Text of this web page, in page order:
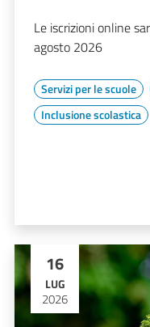
Le iscrizioni online
agosto 2026
Servizi per le scuole
Inclusione scolastica
16
LUG
2026